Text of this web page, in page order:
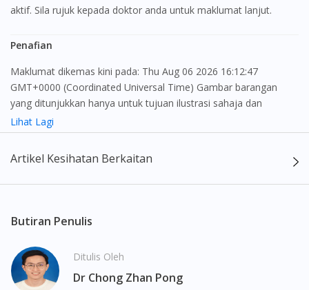
aktif. Sila rujuk kepada doktor anda untuk maklumat lanjut.
Penafian
Maklumat dikemas kini pada: Thu Aug 06 2026 16:12:47
GMT+0000 (Coordinated Universal Time) Gambar barangan
yang ditunjukkan hanya untuk tujuan ilustrasi sahaja dan
mungkin tidak seperti produk yang sebenar
maklumat sahaja, bagi kegunaan para pengamal perubatan dan
bukan bertujuan sebagai rujukan kepada pengguna untuk
seorang pengamal perubatan. Keberkesanan dan kesan
pengguna dengan pengguna yang lain. Kami tidak menyarankan
pengguna untuk membuat diagnosis atau rawatan sendiri.
Pesakit haruslah sentiasa mendapatkan nasihat daripada doktor
Lihat Lagi
Artikel Kesihatan Berkaitan
Butiran Penulis
Ditulis Oleh
Dr Chong Zhan Pong